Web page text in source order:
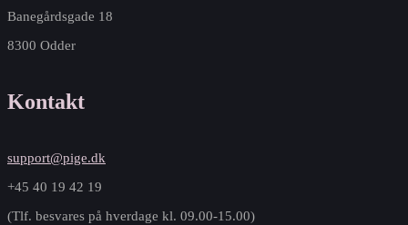
Banegårdsgade 18
8300 Odder
Kontakt
support@pige.dk
+45 40 19 42 19
(Tlf. besvares på hverdage kl. 09.00-15.00)